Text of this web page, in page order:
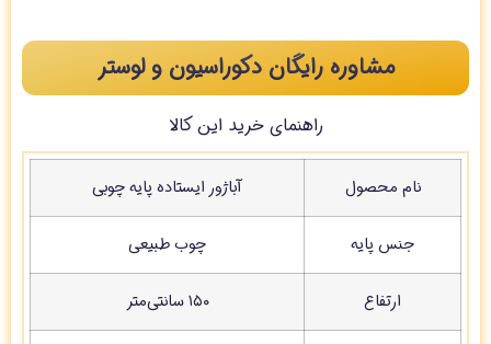
مشاوره رایگان دکوراسیون و لوستر
راهنمای خرید این کالا
نام محصول آباژور ایستاده پایه چوبی
جنس پایه چوب طبیعی
ارتفاع ۱۵۰ سانتی‌متر